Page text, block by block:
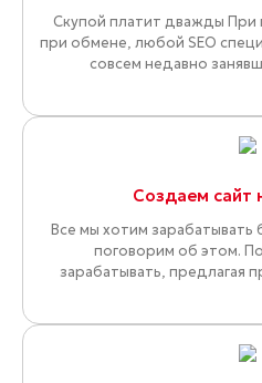
Скупой платит дважды При
при обмене, любой SEO
совсем недавно
Создаем сайт
Все мы хотим зарабатывать
поговорим об этом.
зарабатывать, предлагая